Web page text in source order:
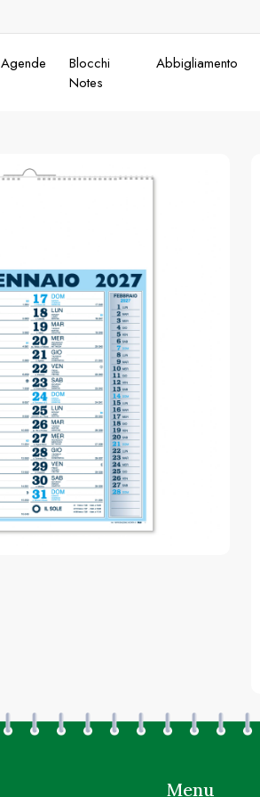
Agende
Blocchi
Notes
Abbigliamento
Menu